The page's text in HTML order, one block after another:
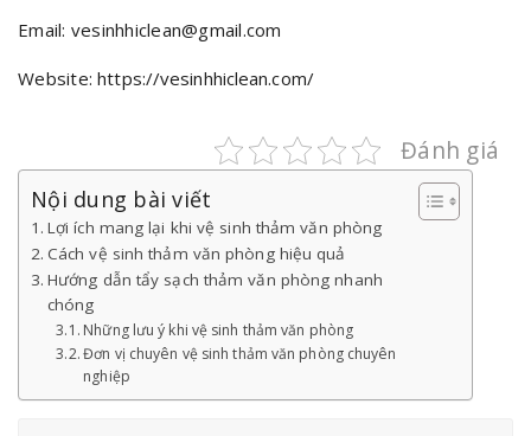
Email: vesinhhiclean@gmail.com
Website:https://vesinhhiclean.com/
Đánh giá
Nội dung bài viết
Lợi ích mang lại khi vệ sinh thảm văn phòng
Cách vệ sinh thảm văn phòng hiệu quả
Hướng dẫn tẩy sạch thảm văn phòng nhanh
chóng
Những lưu ý khi vệ sinh thảm văn phòng
Đơn vị chuyên vệ sinh thảm văn phòng chuyên
nghiệp